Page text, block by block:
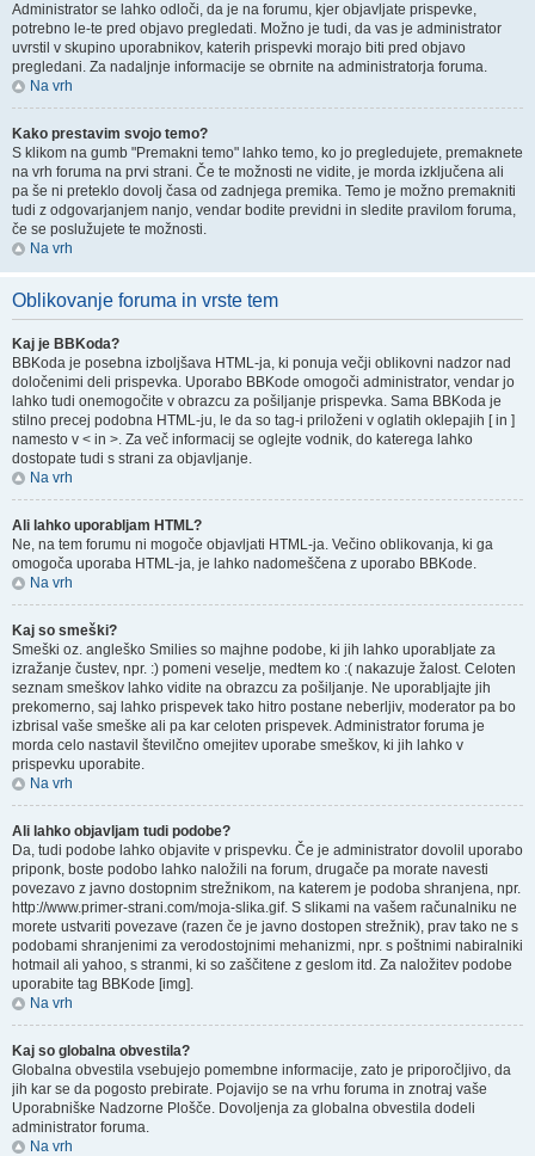
Administrator se lahko odloči, da je na forumu, kjer objavljate prispevke,
potrebno le-te pred objavo pregledati. Možno je tudi, da vas je administrator
uvrstil v skupino uporabnikov, katerih prispevki morajo biti pred objavo
pregledani. Za nadaljnje informacije se obrnite na administratorja foruma.
Na vrh
Kako prestavim svojo temo?
S klikom na gumb "Premakni temo" lahko temo, ko jo pregledujete, premaknete
na vrh foruma na prvi strani. Če te možnosti ne vidite, je morda izključena ali
pa še ni preteklo dovolj časa od zadnjega premika. Temo je možno premakniti
tudi z odgovarjanjem nanjo, vendar bodite previdni in sledite pravilom foruma,
če se poslužujete te možnosti.
Na vrh
Oblikovanje foruma in vrste tem
Kaj je BBKoda?
BBKoda je posebna izboljšava HTML-ja, ki ponuja večji oblikovni nadzor nad
določenimi deli prispevka. Uporabo BBKode omogoči administrator, vendar jo
lahko tudi onemogočite v obrazcu za pošiljanje prispevka. Sama BBKoda je
stilno precej podobna HTML-ju, le da so tag-i priloženi v oglatih oklepajih [ in ]
namesto v < in >. Za več informacij se oglejte vodnik, do katerega lahko
dostopate tudi s strani za objavljanje.
Na vrh
Ali lahko uporabljam HTML?
Ne, na tem forumu ni mogoče objavljati HTML-ja. Večino oblikovanja, ki ga
omogoča uporaba HTML-ja, je lahko nadomeščena z uporabo BBKode.
Na vrh
Kaj so smeški?
Smeški oz. angleško Smilies so majhne podobe, ki jih lahko uporabljate za
izražanje čustev, npr. :) pomeni veselje, medtem ko :( nakazuje žalost. Celoten
seznam smeškov lahko vidite na obrazcu za pošiljanje. Ne uporabljajte jih
prekomerno, saj lahko prispevek tako hitro postane neberljiv, moderator pa bo
izbrisal vaše smeške ali pa kar celoten prispevek. Administrator foruma je
morda celo nastavil številčno omejitev uporabe smeškov, ki jih lahko v
prispevku uporabite.
Na vrh
Ali lahko objavljam tudi podobe?
Da, tudi podobe lahko objavite v prispevku. Če je administrator dovolil uporabo
priponk, boste podobo lahko naložili na forum, drugače pa morate navesti
povezavo z javno dostopnim strežnikom, na katerem je podoba shranjena, npr.
http://www.primer-strani.com/moja-slika.gif. S slikami na vašem računalniku ne
morete ustvariti povezave (razen če je javno dostopen strežnik), prav tako ne s
podobami shranjenimi za verodostojnimi mehanizmi, npr. s poštnimi nabiralniki
hotmail ali yahoo, s stranmi, ki so zaščitene z geslom itd. Za naložitev podobe
uporabite tag BBKode [img].
Na vrh
Kaj so globalna obvestila?
Globalna obvestila vsebujejo pomembne informacije, zato je priporočljivo, da
jih kar se da pogosto prebirate. Pojavijo se na vrhu foruma in znotraj vaše
Uporabniške Nadzorne Plošče. Dovoljenja za globalna obvestila dodeli
administrator foruma.
Na vrh